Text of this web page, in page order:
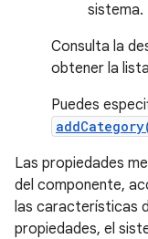
sistema.
Consulta la
obtener la
Puedes
Las propiedades
del componente,
las características
propiedades, el